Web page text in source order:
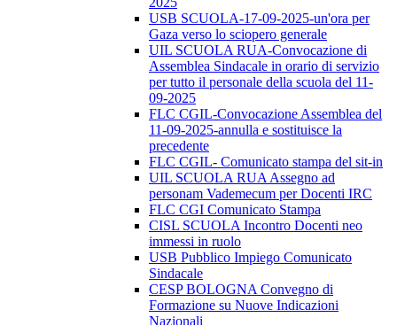
USB SCUOLA-17-09-2025-un'ora per
Gaza verso lo sciopero generale
UIL SCUOLA RUA-Convocazione di
Assemblea Sindacale in orario di servizio
per tutto il personale della scuola del 11-
09-2025
FLC CGIL-Convocazione Assemblea del
11-09-2025-annulla e sostituisce la
precedente
FLC CGIL- Comunicato stampa del sit-in
UIL SCUOLA RUA Assegno ad
personam Vademecum per Docenti IRC
FLC CGI Comunicato Stampa
CISL SCUOLA Incontro Docenti neo
immessi in ruolo
USB Pubblico Impiego Comunicato
Sindacale
CESP BOLOGNA Convegno di
Formazione su Nuove Indicazioni
Nazionali